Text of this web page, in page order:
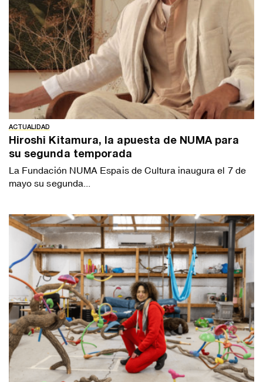
ACTUALIDAD
Hiroshi Kitamura, la apuesta de NUMA para
su segunda temporada
La Fundación NUMA Espais de Cultura inaugura el 7 de
mayo su segunda...